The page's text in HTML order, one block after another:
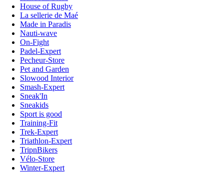
House of Rugby
La sellerie de Maé
Made in Paradis
Nauti-wave
On-Fight
Padel-Expert
Pecheur-Store
Pet and Garden
Slowood Interior
Smash-Expert
Sneak'In
Sneakids
Sport is good
Training-Fit
Trek-Expert
Triathlon-Expert
TripnBikers
Vélo-Store
Winter-Expert